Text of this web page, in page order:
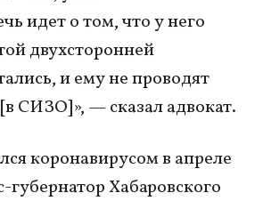
идет о том, что у него
двухсторонней
и ему не проводят
СИЗО]», — сказал адвокат.
коронавирусом в апреле
губернатор Хабаровского